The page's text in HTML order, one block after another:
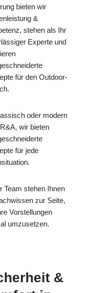
bieten wir
&
stehen als Ihr
Experte und
für den Outdoor-
oder modern
wir bieten
für jede
Team stehen Ihnen
zur Seite,
Vorstellungen
umzusetzen.
&